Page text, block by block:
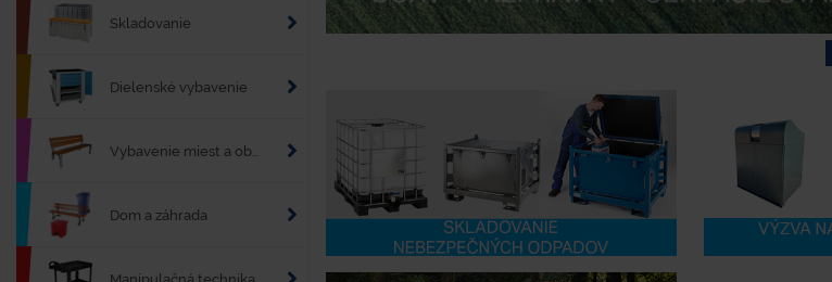
Skladovanie
Dielenské vybavenie
Dom a záhrada
Manipulačná technika